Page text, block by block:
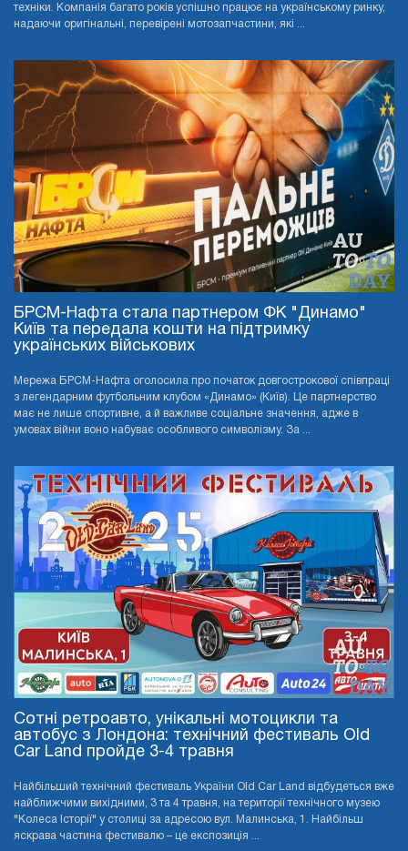
техніки. Компанія багато років успішно працює на українському ринку,
надаючи оригінальні, перевірені мотозапчастини, які ...
БРСМ-Нафта стала партнером ФК "Динамо"
Київ та передала кошти на підтримку
українських військових
Мережа БРСМ-Нафта оголосила про початок довгострокової співпраці
з легендарним футбольним клубом «Динамо» (Київ). Це партнерство
має не лише спортивне, а й важливе соціальне значення, адже в
умовах війни воно набуває особливого символізму. За ...
Сотні ретроавто, унікальні мотоцикли та
автобус з Лондона: технічний фестиваль Old
Car Land пройде 3-4 травня
Найбільший технічний фестиваль України Old Car Land відбудеться вже
найближчими вихідними, 3 та 4 травня, на території технічного музею
"Колеса Історії" у столиці за адресою вул. Малинська, 1. Найбільш
яскрава частина фестивалю – це експозиція ...